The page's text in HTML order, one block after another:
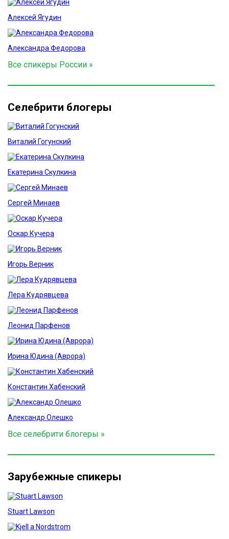
Алексей Ягудин
Александра Федорова
Все спикеры России »
Селебрити блогеры
Виталий Гогунский
Екатерина Скулкина
Сергей Минаев
Оскар Кучера
Игорь Верник
Лера Кудрявцева
Леонид Парфенов
Ирина Юдина (Аврора)
Константин Хабенский
Александр Олешко
Все селебрити блогеры »
Зарубежные спикеры
Stuart Lawson